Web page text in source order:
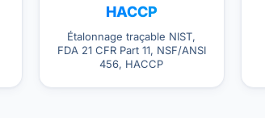
HACCP
Étalonnage traçable NIST,
FDA 21 CFR Part 11, NSF/ANSI
456, HACCP